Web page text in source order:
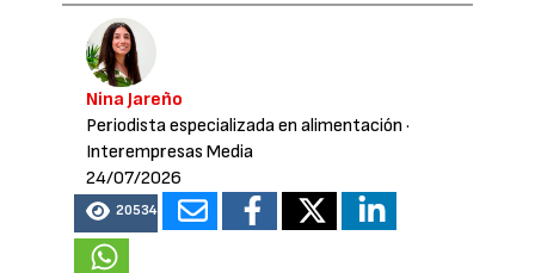
Nina Jareño
Periodista especializada en alimentación ·
Interempresas Media
24/07/2026
20534